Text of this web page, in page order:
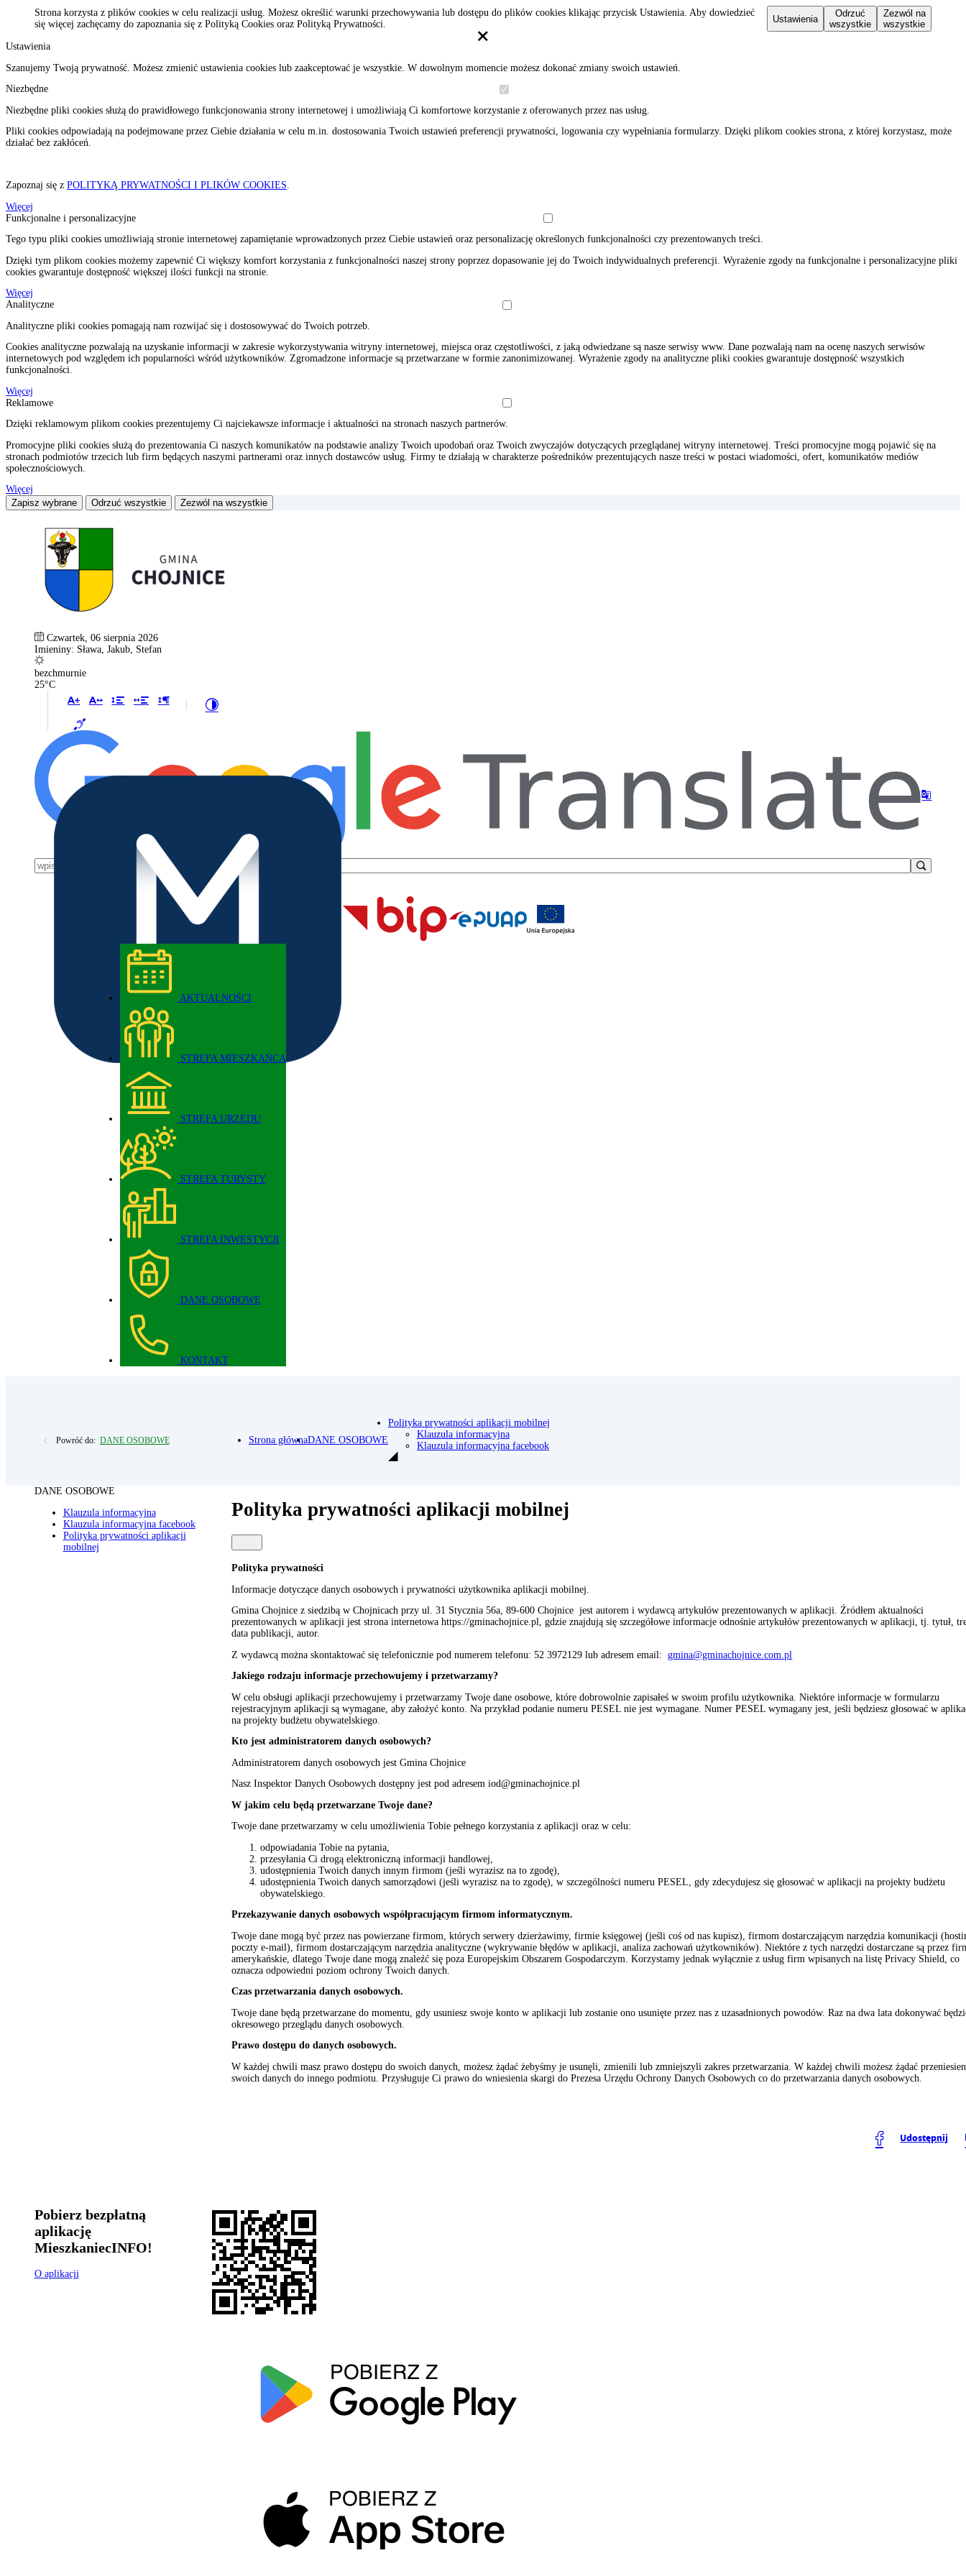
Strona korzysta z plików cookies w celu realizacji usług. Możesz określić warunki przechowywania lub dostępu do plików cookies klikając przycisk Ustawienia. Aby dowiedzieć
się więcej zachęcamy do zapoznania się z Polityką Cookies oraz Polityką Prywatności.
Ustawienia
Odrzuć
wszystkie
Zezwól na
wszystkie
Ustawienia
Szanujemy Twoją prywatność. Możesz zmienić ustawienia cookies lub zaakceptować je wszystkie. W dowolnym momencie możesz dokonać zmiany swoich ustawień.
Niezbędne
Niezbędne pliki cookies służą do prawidłowego funkcjonowania strony internetowej i umożliwiają Ci komfortowe korzystanie z oferowanych przez nas usług.
Pliki cookies odpowiadają na podejmowane przez Ciebie działania w celu m.in. dostosowania Twoich ustawień preferencji prywatności, logowania czy wypełniania formularzy. Dzięki plikom cookies strona, z której korzystasz, może
działać bez zakłóceń.
Zapoznaj się z POLITYKĄ PRYWATNOŚCI I PLIKÓW COOKIES.
Więcej
Funkcjonalne i personalizacyjne
Tego typu pliki cookies umożliwiają stronie internetowej zapamiętanie wprowadzonych przez Ciebie ustawień oraz personalizację określonych funkcjonalności czy prezentowanych treści.
Dzięki tym plikom cookies możemy zapewnić Ci większy komfort korzystania z funkcjonalności naszej strony poprzez dopasowanie jej do Twoich indywidualnych preferencji. Wyrażenie zgody na funkcjonalne i personalizacyjne pliki
cookies gwarantuje dostępność większej ilości funkcji na stronie.
Więcej
Analityczne
Analityczne pliki cookies pomagają nam rozwijać się i dostosowywać do Twoich potrzeb.
Cookies analityczne pozwalają na uzyskanie informacji w zakresie wykorzystywania witryny internetowej, miejsca oraz częstotliwości, z jaką odwiedzane są nasze serwisy www. Dane pozwalają nam na ocenę naszych serwisów
internetowych pod względem ich popularności wśród użytkowników. Zgromadzone informacje są przetwarzane w formie zanonimizowanej. Wyrażenie zgody na analityczne pliki cookies gwarantuje dostępność wszystkich
funkcjonalności.
Więcej
Reklamowe
Dzięki reklamowym plikom cookies prezentujemy Ci najciekawsze informacje i aktualności na stronach naszych partnerów.
Promocyjne pliki cookies służą do prezentowania Ci naszych komunikatów na podstawie analizy Twoich upodobań oraz Twoich zwyczajów dotyczących przeglądanej witryny internetowej. Treści promocyjne mogą pojawić się na
stronach podmiotów trzecich lub firm będących naszymi partnerami oraz innych dostawców usług. Firmy te działają w charakterze pośredników prezentujących nasze treści w postaci wiadomości, ofert, komunikatów mediów
społecznościowych.
Więcej
Zapisz wybrane
Odrzuć wszystkie Zezwól na wszystkie
Czwartek, 06 sierpnia 2026
Imieniny: Sława, Jakub, Stefan
bezchmurnie
25°C
AKTUALNOŚCI
STREFA MIESZKAŃCA
STREFA URZĘDU
STREFA TURYSTY
STREFA INWESTYCJI
DANE OSOBOWE
KONTAKT
Powróć do: DANE OSOBOWE Strona głównaDANE OSOBOWE
Polityka prywatności aplikacji mobilnej
Klauzula informacyjna
Klauzula informacyjna facebook
DANE OSOBOWE
Klauzula informacyjna
Klauzula informacyjna facebook
Polityka prywatności aplikacji
mobilnej
Polityka prywatności aplikacji mobilnej
Polityka prywatności
Informacje dotyczące danych osobowych i prywatności użytkownika aplikacji mobilnej.
Gmina Chojnice z siedzibą w Chojnicach przy ul. 31 Stycznia 56a, 89-600 Chojnice jest autorem i wydawcą artykułów prezentowanych w aplikacji. Źródłem aktualności
prezentowanych w aplikacji jest strona internetowa https://gminachojnice.pl, gdzie znajdują się szczegółowe informacje odnośnie artykułów prezentowanych w aplikacji, tj. tytuł,
data publikacji, autor.
Z wydawcą można skontaktować się telefonicznie pod numerem telefonu: 52 3972129 lub adresem email:gmina@gminachojnice.com.pl
Jakiego rodzaju informacje przechowujemy i przetwarzamy?
W celu obsługi aplikacji przechowujemy i przetwarzamy Twoje dane osobowe, które dobrowolnie zapisałeś w swoim profilu użytkownika. Niektóre informacje w formularzu
rejestracyjnym aplikacji są wymagane, aby założyć konto. Na przykład podanie numeru PESEL nie jest wymagane. Numer PESEL wymagany jest, jeśli będziesz głosować w
na projekty budżetu obywatelskiego.
Kto jest administratorem danych osobowych?
Administratorem danych osobowych jest Gmina Chojnice
Nasz Inspektor Danych Osobowych dostępny jest pod adresem iod@gminachojnice.pl
W jakim celu będą przetwarzane Twoje dane?
Twoje dane przetwarzamy w celu umożliwienia Tobie pełnego korzystania z aplikacji oraz w celu:
odpowiadania Tobie na pytania,
przesyłania Ci drogą elektroniczną informacji handlowej,
udostępnienia Twoich danych innym firmom (jeśli wyrazisz na to zgodę),
udostępnienia Twoich danych samorządowi (jeśli wyrazisz na to zgodę), w szczególności numeru PESEL, gdy zdecydujesz się głosować w aplikacji na projekty budżetu
obywatelskiego.
Przekazywanie danych osobowych współpracującym firmom informatycznym.
Twoje dane mogą być przez nas powierzane firmom, których serwery dzierżawimy, firmie księgowej (jeśli coś od nas kupisz), firmom dostarczającym narzędzia komunikacji
poczty e-mail), firmom dostarczającym narzędzia analityczne (wykrywanie błędów w aplikacji, analiza zachowań użytkowników). Niektóre z tych narzędzi dostarczane są przez
amerykańskie, dlatego Twoje dane mogą znaleźć się poza Europejskim Obszarem Gospodarczym. Korzystamy jednak wyłącznie z usług firm wpisanych na listę Privacy Shield, co
oznacza odpowiedni poziom ochrony Twoich danych.
Czas przetwarzania danych osobowych.
Twoje dane będą przetwarzane do momentu, gdy usuniesz swoje konto w aplikacji lub zostanie ono usunięte przez nas z uzasadnionych powodów. Raz na dwa lata dokonywać
okresowego przeglądu danych osobowych.
Prawo dostępu do danych osobowych.
W każdej chwili masz prawo dostępu do swoich danych, możesz żądać żebyśmy je usunęli, zmienili lub zmniejszyli zakres przetwarzania. W każdej chwili możesz żądać
swoich danych do innego podmiotu. Przysługuje Ci prawo do wniesienia skargi do Prezesa Urzędu Ochrony Danych Osobowych co do przetwarzania danych osobowych.
Udostępnij
Pobierz bezpłatną
aplikację
MieszkaniecINFO!
O aplikacji